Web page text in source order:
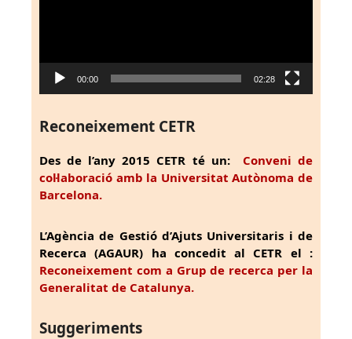
00:00 02:28
Reconeixement CETR
Des de l’any 2015 CETR té un: Conveni de
col·laboració amb la Universitat Autònoma de
Barcelona.
L’Agència de Gestió d’Ajuts Universitaris i de
Recerca (AGAUR) ha concedit al CETR el :
Reconeixement com a Grup de recerca per la
Generalitat de Catalunya.
Suggeriments